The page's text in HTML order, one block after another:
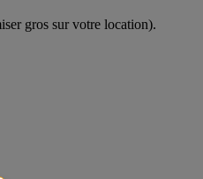
gros sur votre location).